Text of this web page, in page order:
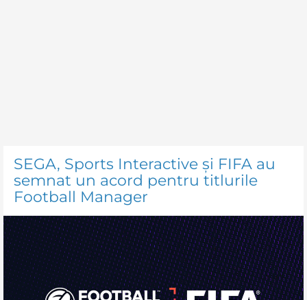
SEGA, Sports Interactive și FIFA au
semnat un acord pentru titlurile
Football Manager